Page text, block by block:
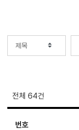
전체 64건
번호